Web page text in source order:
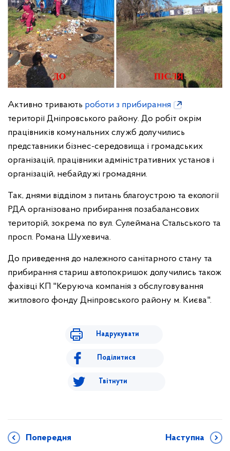
Активно тривають роботи з прибирання
території Дніпровського району. До робіт окрім
працівників комунальних служб долучились
представники бізнес-середовища і громадських
організацій, працівники адміністративних установ і
організацій, небайдужі громадяни.
Так, днями відділом з питань благоустрою та екології
РДА організовано прибирання позабалансових
територій, зокрема по вул. Сулеймана Стальського та
просп. Романа Шухевича.
До приведення до належного санітарного стану та
прибирання стариш автопокришок долучились також
фахівці КП "Керуюча компанія з обслуговування
житлового фонду Дніпровського району м. Києва".
Надрукувати
Поділитися
Твітнути
Попередня Наступна